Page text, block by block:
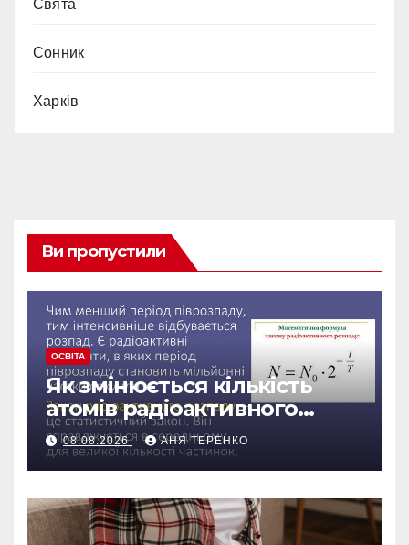
Свята
Сонник
Харків
Ви пропустили
ОСВІТА
Як змінюється кількість
атомів радіоактивного
препарату з часом
08.08.2026 АНЯ ТЕРЕНКО